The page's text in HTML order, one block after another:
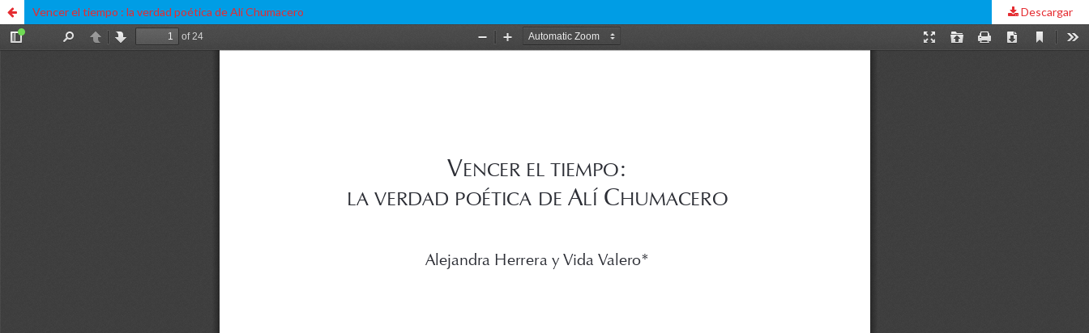
Vencer el tiempo : la verdad poética de Alí Chumacero Descargar